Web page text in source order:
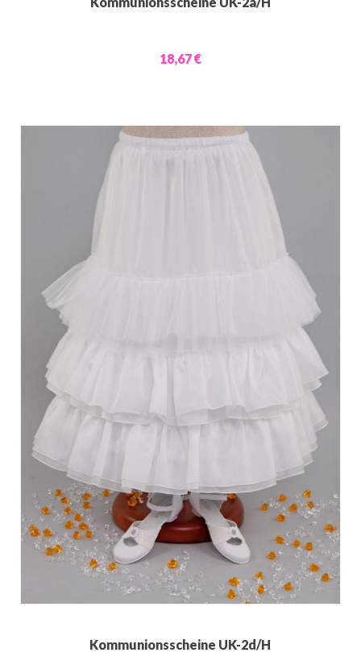
18,67 €
Kommunionsscheine UK-2d/H